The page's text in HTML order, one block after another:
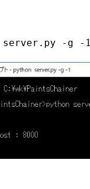
server.py -g -1